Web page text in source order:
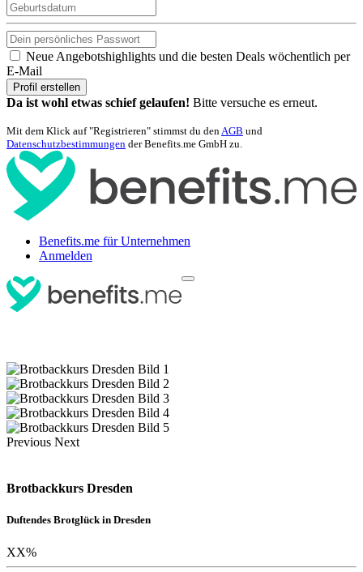
Neue Angebotshighlights und die besten Deals wöchentlich per
E-Mail
Profil erstellen
Da ist wohl etwas schief gelaufen! Bitte versuche es erneut.
Mit dem Klick auf "Registrieren" stimmst du denAGB und
Datenschutzbestimmungen der Benefits.me GmbH zu.
Benefits.me für Unternehmen
Anmelden
Previous Next
Brotbackkurs Dresden
Duftendes Brotglück in Dresden
XX%